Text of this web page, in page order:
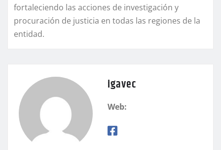
fortaleciendo las acciones de investigación y
procuración de justicia en todas las regiones de la
entidad.
igavec
Web: